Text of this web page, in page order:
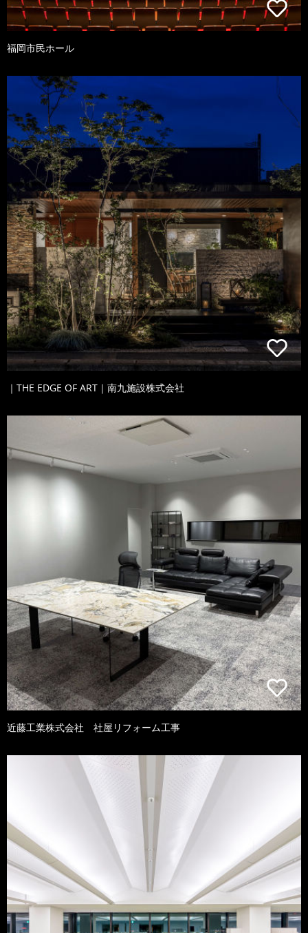
福岡市民ホール
｜THE EDGE OF ART｜南九施設株式会社
近藤工業株式会社 社屋リフォーム工事